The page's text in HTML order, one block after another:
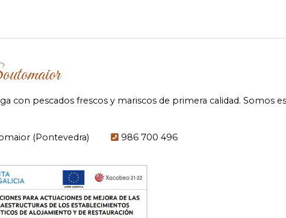
con pescados frescos y mariscos de primera calidad. Somos
(Pontevedra) 986 700 496